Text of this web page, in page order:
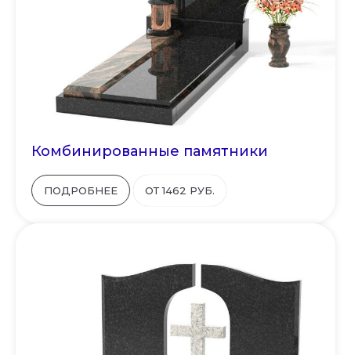
Комбинированные памятники
ПОДРОБНЕЕ ОТ 1462 РУБ.